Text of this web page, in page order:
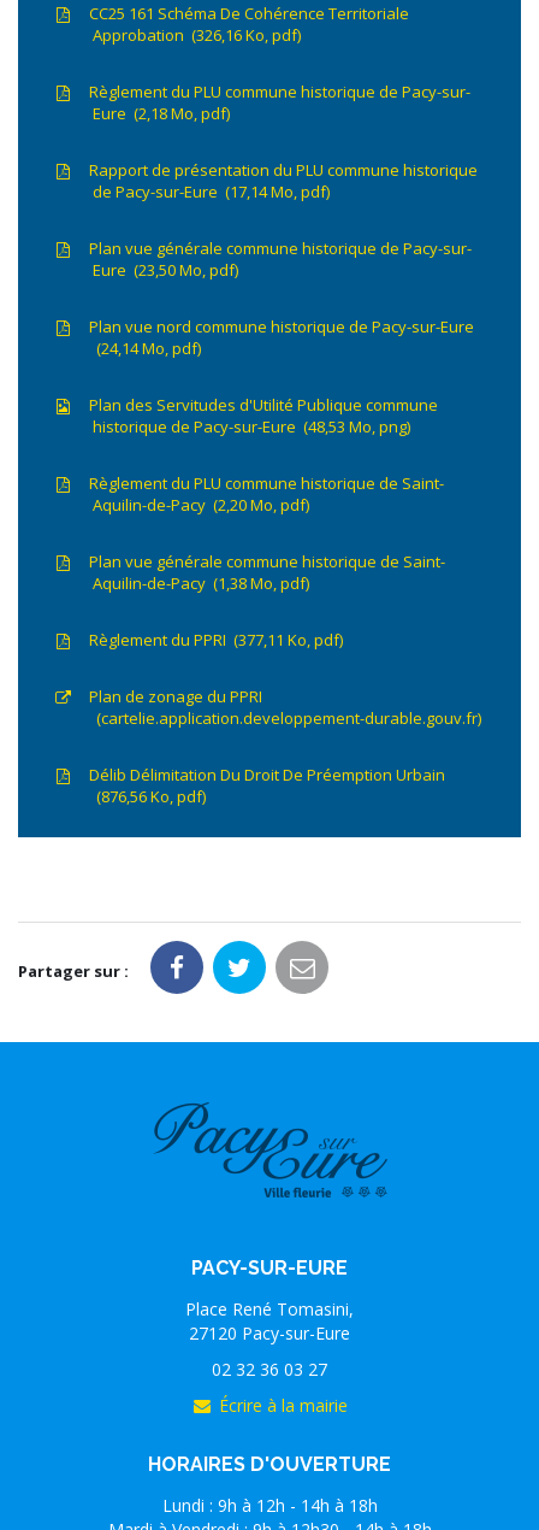
CC25 161 Schéma De Cohérence Territoriale
Approbation
326,16Ko, pdf
Règlement du PLU commune historique de Pacy-sur-
Eure
2,18Mo, pdf
Rapport de présentation du PLU commune historique
de Pacy-sur-Eure
17,14Mo, pdf
Plan vue générale commune historique de Pacy-sur-
Eure
23,50Mo, pdf
Plan vue nord commune historique de Pacy-sur-Eure
24,14Mo, pdf
Plan des Servitudes d'Utilité Publique commune
historique de Pacy-sur-Eure
48,53 Mo, png
Règlement du PLU commune historique de Saint-
Aquilin-de-Pacy 2,20Mo, pdf
Plan vue générale commune historique de Saint-
Aquilin-de-Pacy
1,38Mo, pdf
Règlement du PPRI 377,11 Ko, pdf
Plan de zonage du PPRI
cartelie.application.developpement-durable.gouv.fr
Délib Délimitation Du Droit De Préemption Urbain
876,56Ko, pdf
Partager sur :
PACY-SUR-EURE
Place René Tomasini,
27120 Pacy-sur-Eure
02 32 36 03 27
Écrire à la mairie
HORAIRES D'OUVERTURE
Lundi : 9h à 12h - 14h à 18h